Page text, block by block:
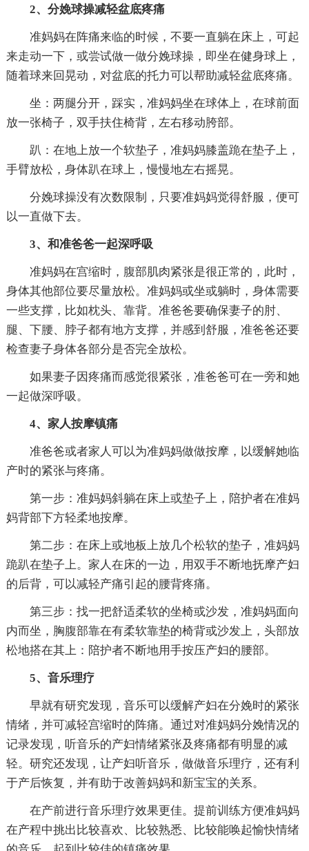
2、分娩球操减轻盆底疼痛
准妈妈在阵痛来临的时候，不要一直躺在床上，可起
来走动一下，或尝试做一做分娩球操，即坐在健身球上，
随着球来回晃动，对盆底的托力可以帮助减轻盆底疼痛。
坐：两腿分开，踩实，准妈妈坐在球体上，在球前面
放一张椅子，双手扶住椅背，左右移动胯部。
趴：在地上放一个软垫子，准妈妈膝盖跪在垫子上，
手臂放松，身体趴在球上，慢慢地左右摇晃。
分娩球操没有次数限制，只要准妈妈觉得舒服，便可
以一直做下去。
3、和准爸爸一起深呼吸
准妈妈在宫缩时，腹部肌肉紧张是很正常的，此时，
身体其他部位要尽量放松。准妈妈或坐或躺时，身体需要
一些支撑，比如枕头、靠背。准爸爸要确保妻子的肘、
腿、下腰、脖子都有地方支撑，并感到舒服，准爸爸还要
检查妻子身体各部分是否完全放松。
如果妻子因疼痛而感觉很紧张，准爸爸可在一旁和她
一起做深呼吸。
4、家人按摩镇痛
准爸爸或者家人可以为准妈妈做做按摩，以缓解她临
产时的紧张与疼痛。
第一步：准妈妈斜躺在床上或垫子上，陪护者在准妈
妈背部下方轻柔地按摩。
第二步：在床上或地板上放几个松软的垫子，准妈妈
跪趴在垫子上。家人在床的一边，用双手不断地抚摩产妇
的后背，可以减轻产痛引起的腰背疼痛。
第三步：找一把舒适柔软的坐椅或沙发，准妈妈面向
内而坐，胸腹部靠在有柔软靠垫的椅背或沙发上，头部放
松地搭在其上：陪护者不断地用手按压产妇的腰部。
5、音乐理疗
早就有研究发现，音乐可以缓解产妇在分娩时的紧张
情绪，并可减轻宫缩时的阵痛。通过对准妈妈分娩情况的
记录发现，听音乐的产妇情绪紧张及疼痛都有明显的减
轻。研究还发现，让产妇听音乐，做做音乐理疗，还有利
于产后恢复，并有助于改善妈妈和新宝宝的关系。
在产前进行音乐理疗效果更佳。提前训练方便准妈妈
在产程中挑出比较喜欢、比较熟悉、比较能唤起愉快情绪